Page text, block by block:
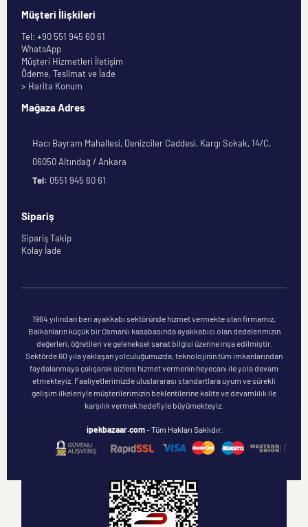
Müşteri İlişkileri
Tel: +90 551 945 60 61
WhatsApp
Müşteri Hizmetleri İletişim
Ödeme, Teslimat ve İade
> Harita Konum
Mağaza Adres
Hacı Bayram Mahallesi, Denizciler Caddesi, Kargı Sokak, 14/C,
06050 Altındağ / Ankara
Tel: 0551 945 60 61
Sipariş
Sipariş Takip
Kolay İade
1964 yılından beri ayakkabı sektöründe hizmet vermekte olan firmamız,
Balkanların küçük bir Osmanlı kasabasında ayakkabıcı olan dedelerimizin
değerleri, öğretileri ve geleneksel sanat bilgisi üzerine inşa edilmiştir.
Sektörde 60 yıla yaklaşan yolculuğumuzda, teknolojinin tüm imkanlarından
faydalanmaya çalışarak sizlere hizmet vermenin heyecanı ile yola devam
etmekteyiz. Faaliyetlerimizde uluslararası standartlara uyum ve sürekli
gelişim ilkeleriyle müşterilerimizin beklentilerine kalite ve devamlılık ile
karşılık vermek hedefiyle büyümekteyiz.
ipekbazaar.com- Tüm Hakları Saklıdır.